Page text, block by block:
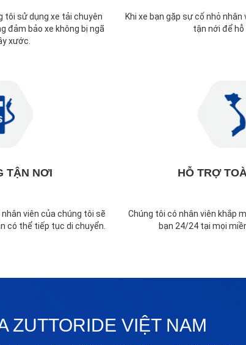
tôi sử dụng xe tải chuyên
đảm bảo xe không bị ngã
xước.
Khi xe bạn gặp sự cố nhỏ
tận nới để hỗ
TẬN NƠI
viên của chúng tôi sẽ
có thể tiếp tục di chuyển.
HỖ TRỢ
Chúng tôi có nhân viên khắp
bạn 24/24 tại mọi
ZUTTORIDE VIỆT NAM